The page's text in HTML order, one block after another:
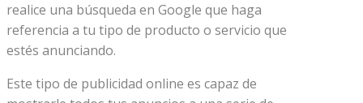
realice una búsqueda en Google que haga
referencia a tu tipo de producto o servicio que
estés anunciando.
Este tipo de publicidad online es capaz de